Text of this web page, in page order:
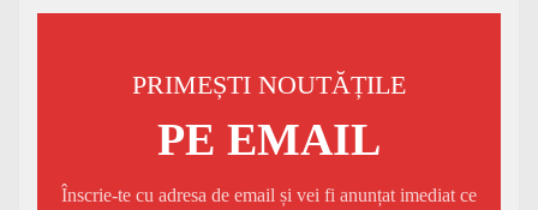
PRIMEȘTI NOUTĂȚILE
PE EMAIL
Înscrie-te cu adresa de email și vei fi anunțat imediat ce